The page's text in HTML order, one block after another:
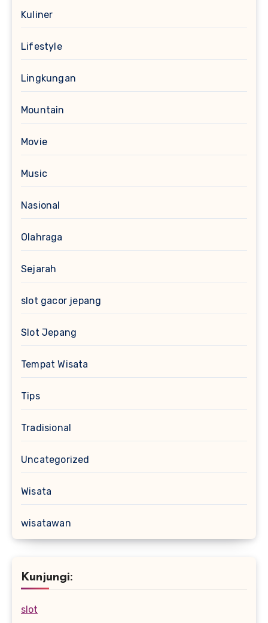
Kuliner
Lifestyle
Lingkungan
Mountain
Movie
Music
Nasional
Olahraga
Sejarah
slot gacor jepang
Slot Jepang
Tempat Wisata
Tips
Tradisional
Uncategorized
Wisata
wisatawan
Kunjungi:
slot